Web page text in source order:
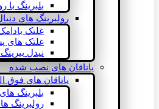
بلبرینگ با
رولبرینگ های
غلتک
غلتک های
نیدل
یاتاقان های نصب شده
یاتاقان های فوق
بلبرینگ
رولبرینگ